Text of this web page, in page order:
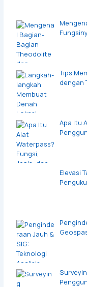
Tips
dengan
Apa Itu
Elevasi